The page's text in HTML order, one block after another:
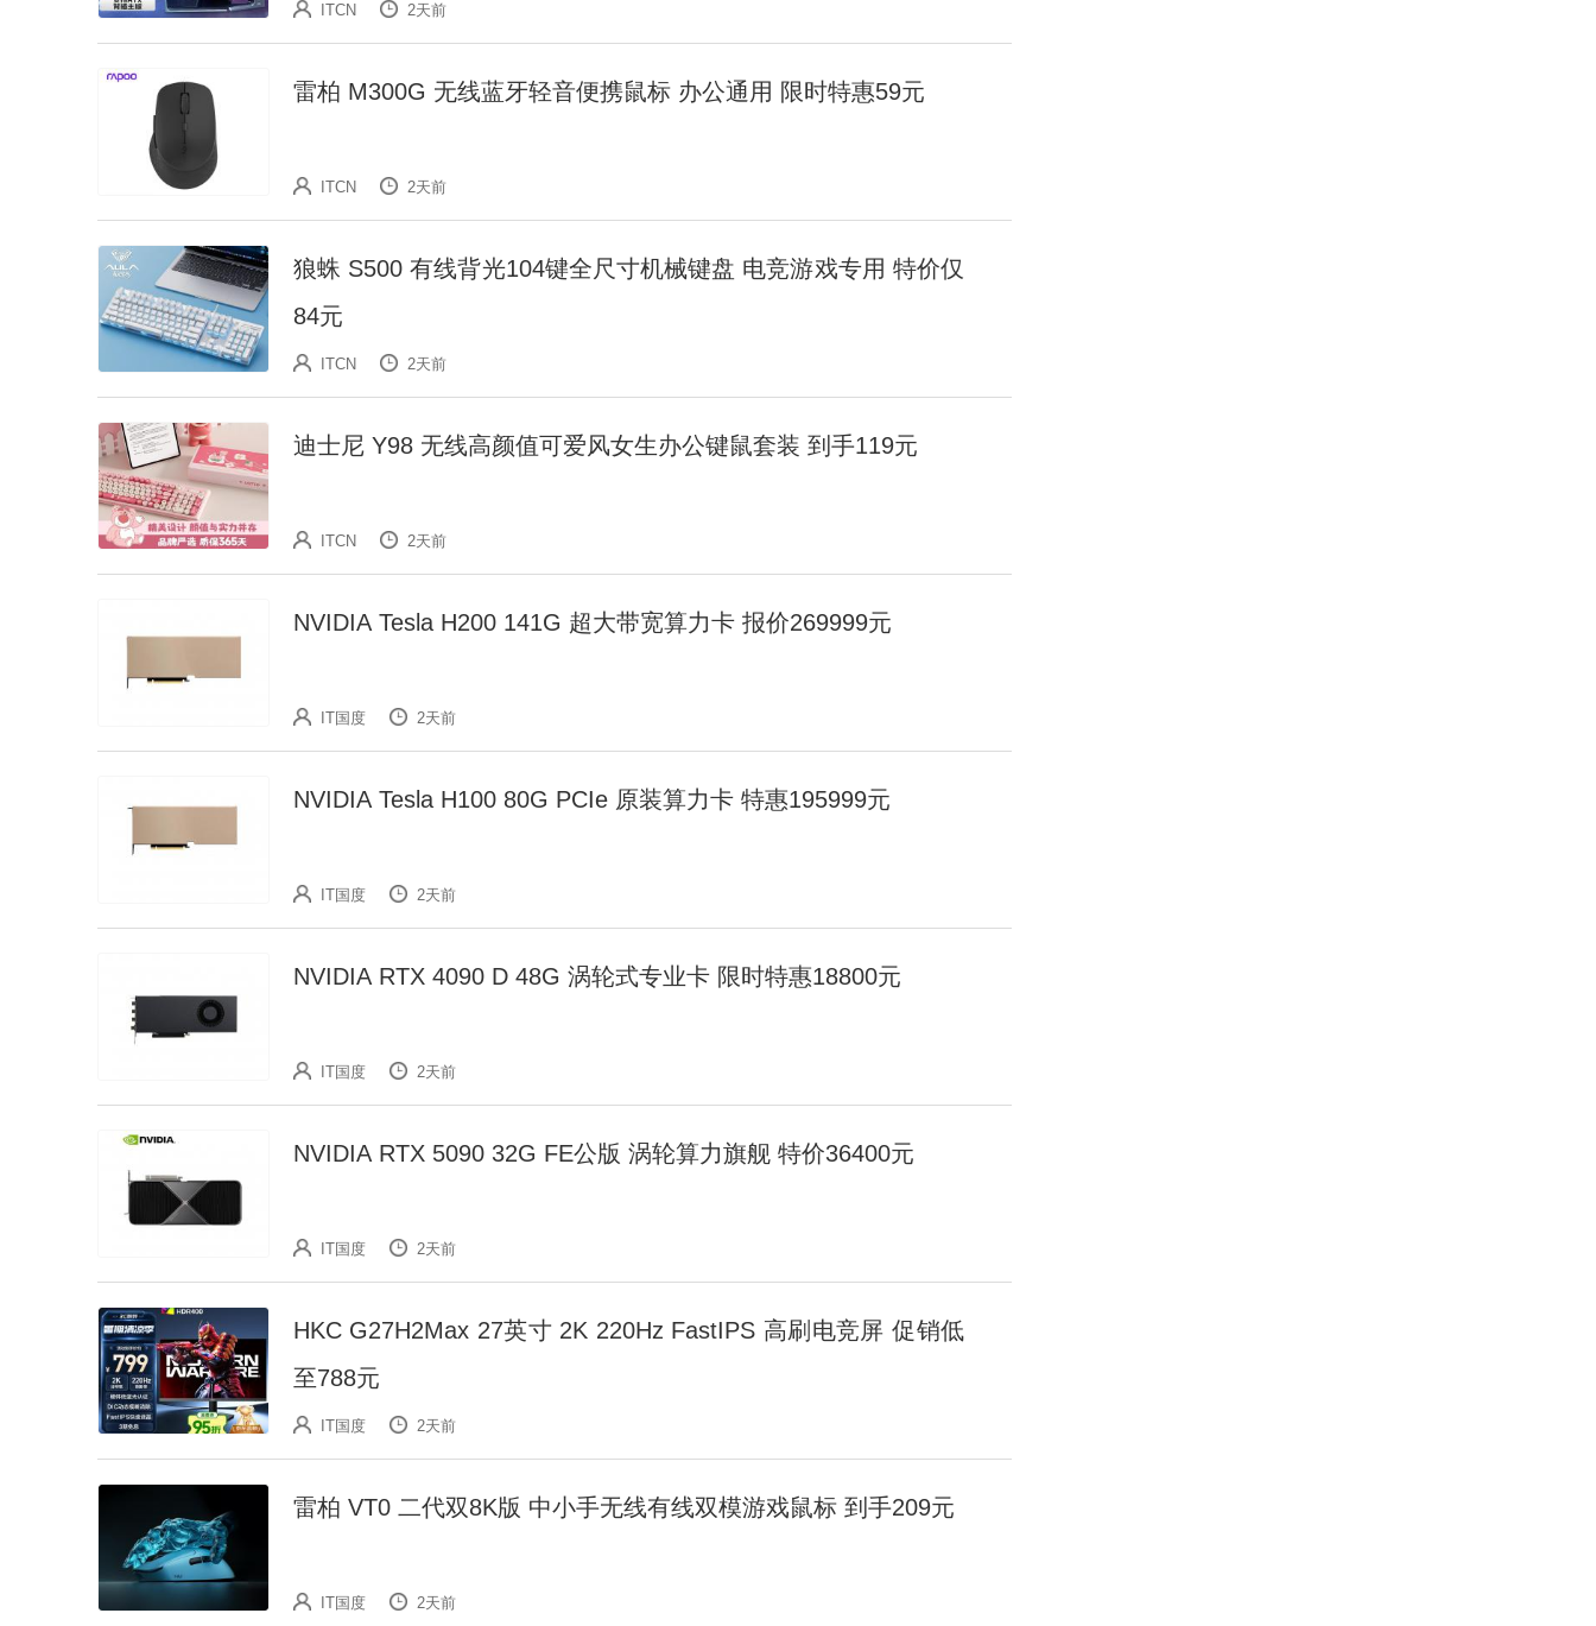
ITCN 2天前
雷柏 M300G 无线蓝牙轻音便携鼠标 办公通用 限时特惠59元
ITCN 2天前
狼蛛 S500 有线背光104键全尺寸机械键盘 电竞游戏专用 特价仅
84元
ITCN 2天前
迪士尼 Y98 无线高颜值可爱风女生办公键鼠套装 到手119元
ITCN 2天前
NVIDIA Tesla H200 141G 超大带宽算力卡 报价269999元
IT国度 2天前
NVIDIA Tesla H100 80G PCIe 原装算力卡 特惠195999元
IT国度 2天前
NVIDIA RTX 4090 D 48G 涡轮式专业卡 限时特惠18800元
IT国度 2天前
NVIDIA RTX 5090 32G FE公版 涡轮算力旗舰 特价36400元
IT国度 2天前
HKC G27H2Max 27英寸 2K 220Hz FastIPS 高刷电竞屏 促销低
至788元
IT国度 2天前
雷柏 VT0 二代双8K版 中小手无线有线双模游戏鼠标 到手209元
IT国度 2天前